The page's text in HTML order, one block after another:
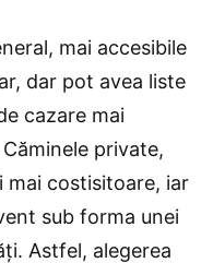
mai accesibile
dar pot avea liste
cazare mai
private,
mai costisitoare, iar
sub forma unei
Astfel, alegerea